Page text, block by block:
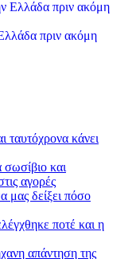
πριν ακόμη
ταυτόχρονα κάνει
και
αγορές
μας δείξει πόσο
ποτέ και η
απάντηση της